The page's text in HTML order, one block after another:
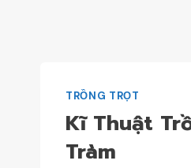
TRỒNG TRỌT
Kĩ Thuật
Tràm